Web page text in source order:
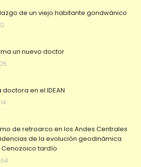
de un viejo habitante gondwánico
un nuevo doctor
doctora en el IDEAN
de retroarco en los Andes Centrales
de la evolución geodinámica
tardío